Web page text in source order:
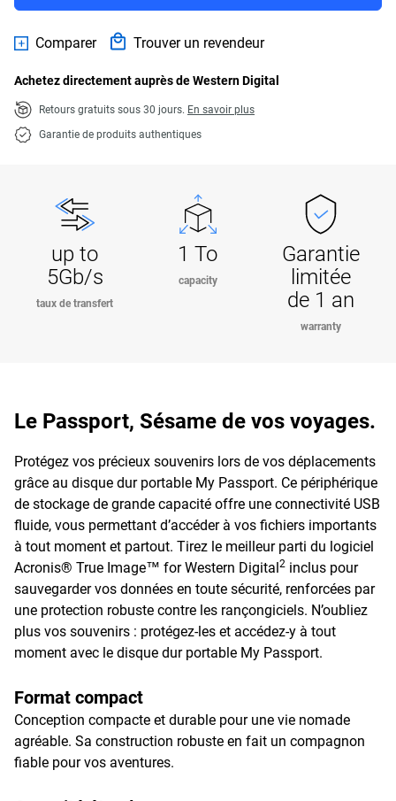
Comparer Trouver un revendeur
Achetez directement auprès de Western Digital
Retours gratuits sous 30 jours. En savoir plus
Garantie de produits authentiques
up to
5Gb/s
taux de transfert
1 To
capacity
Garantie
limitée
de 1 an
warranty
Le Passport, Sésame de vos voyages.
Protégez vos précieux souvenirs lors de vos déplacements
grâce au disque dur portable My Passport. Ce périphérique
de stockage de grande capacité offre une connectivité USB
fluide, vous permettant d’accéder à vos fichiers importants
à tout moment et partout. Tirez le meilleur parti du logiciel
Acronis® True Image™ for Western Digital2 inclus pour
sauvegarder vos données en toute sécurité, renforcées par
une protection robuste contre les rançongiciels. N’oubliez
plus vos souvenirs : protégez-les et accédez-y à tout
moment avec le disque dur portable My Passport.
Format compact
Conception compacte et durable pour une vie nomade
agréable. Sa construction robuste en fait un compagnon
fiable pour vos aventures.